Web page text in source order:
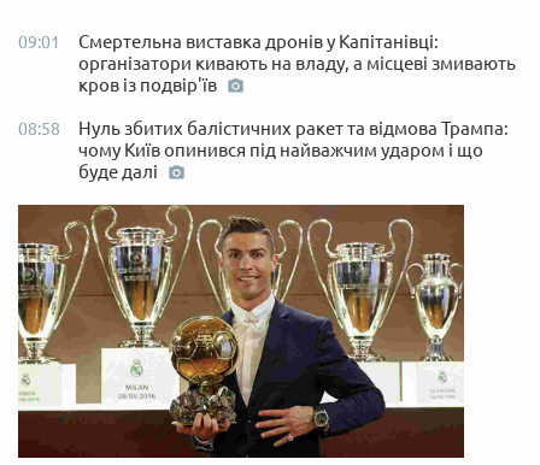
09:01
Смертельна виставка дронів у Капітанівці:
організатори кивають на владу, а місцеві змивають
кров із подвір'їв
08:58
Нуль збитих балістичних ракет та відмова Трампа:
чому Київ опинився під найважчим ударом і що
буде далі